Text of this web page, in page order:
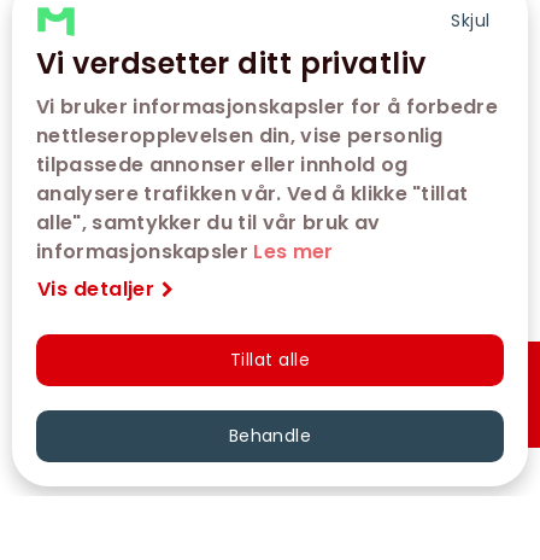
Skjul
Vi verdsetter ditt privatliv
Vi bruker informasjonskapsler for å forbedre
nettleseropplevelsen din, vise personlig
tilpassede annonser eller innhold og
analysere trafikken vår. Ved å klikke "tillat
alle", samtykker du til vår bruk av
informasjonskapsler Les mer
Vis detaljer
Tillat alle
Behandle Hurtigkjøp